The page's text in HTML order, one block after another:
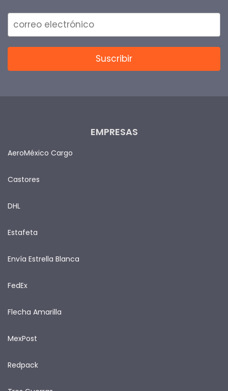
EMPRESAS
AeroMéxico Cargo
Castores
DHL
Estafeta
Envía Estrella Blanca
FedEx
Flecha Amarilla
MexPost
Redpack